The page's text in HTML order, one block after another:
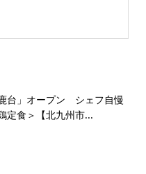
台」オープン シェフ自慢
定食＞【北九州市...